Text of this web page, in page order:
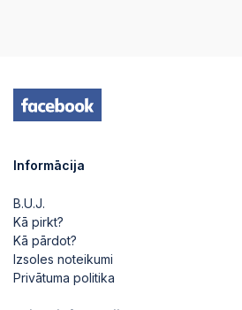
Informācija
B.U.J.
Kā pirkt?
Kā pārdot?
Izsoles noteikumi
Privātuma politika